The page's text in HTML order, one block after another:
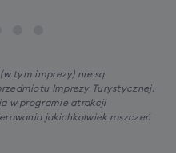
tym imprezy) nie są
Imprezy Turystycznej.
w programie atrakcji
jakichkolwiek roszczeń